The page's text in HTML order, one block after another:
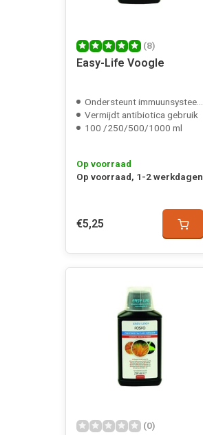
(8)
Easy-Life Voogle
Ondersteunt immuunsysteem
Vermijdt antibiotica gebruik
100 /250/500/1000 ml
Op voorraad
Op voorraad, 1-2 werkdagen
€5,25
(0)